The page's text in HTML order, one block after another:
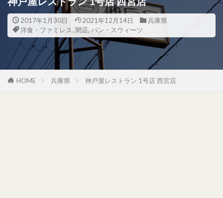
2017年1月30日 2021年12月14日
兵庫県
洋食・ファミレス, 閉店, パン・スウィーツ
HOME 兵庫県 神戸屋レストラン 1号店 西宮店